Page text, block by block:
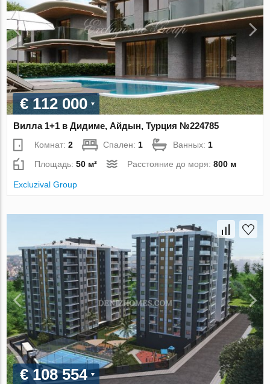
€ 112 000
Вилла 1+1 в Дидиме, Айдын, Турция №224785
Комнат:2 Спален: 1 Ванных: 1
Площадь:50 м² Расстояние до моря:800 м
Excluzival Group
€ 108 554